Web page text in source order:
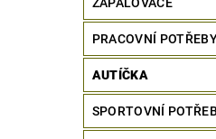
ZAPALOVAČE
PRACOVNÍ
AUTÍČKA
SPORTOVNÍ